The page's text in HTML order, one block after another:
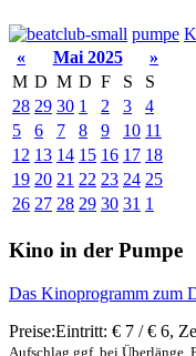
pumpe
«
Mai 2025
»
M D M D F S
S
28 29 30 1 2 3
4
5
6 7 8 9 10 11
12 13 14 15 16 17 18
19 20 21 22 23 24 25
26 27 28 29 30 31 1
Kino in der Pumpe
Das Kinoprogramm zum
Preise:Eintritt: € 7 / € 6,
Aufschlag ggf. bei Überlänge,